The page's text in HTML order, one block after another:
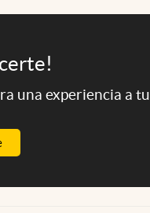
una experiencia a tu